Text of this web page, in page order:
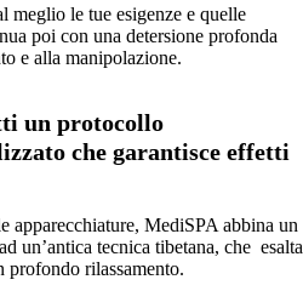
meglio le tue esigenze e quelle
poi con una detersione profonda
e alla manipolazione.
un protocollo
che garantisce effetti
apparecchiature, MediSPA abbina un
un’antica tecnica tibetana, che esalta
profondo rilassamento.